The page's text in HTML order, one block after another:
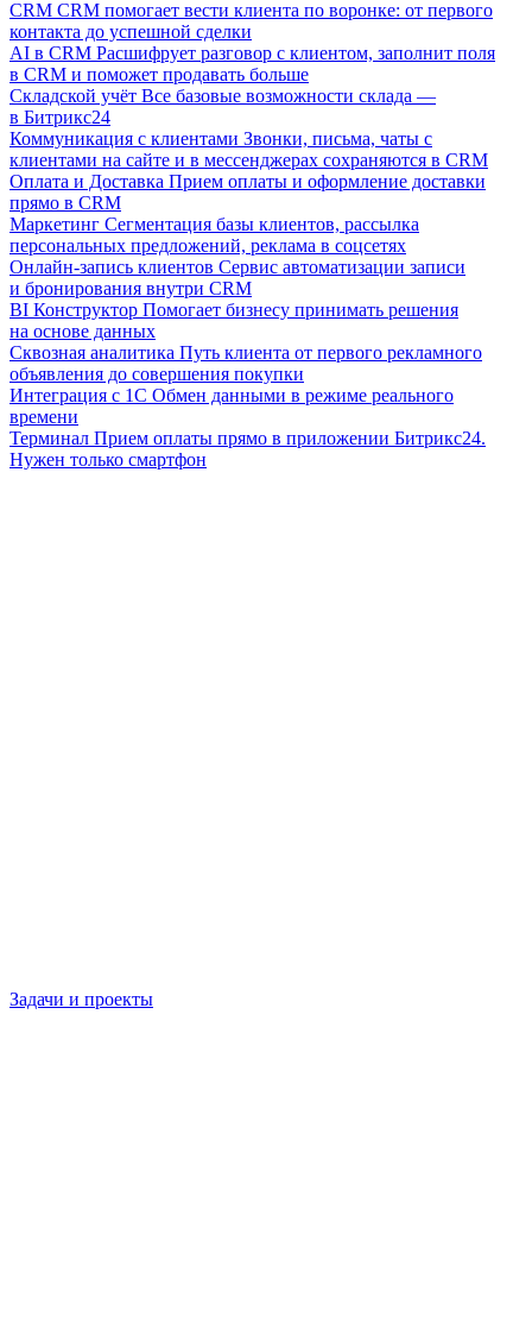
CRM CRM помогает вести клиента по воронке: от первого
контакта до успешной сделки
AI в CRM Расшифрует разговор с клиентом, заполнит поля
в CRM и поможет продавать больше
Складской учёт Все базовые возможности склада —
в Битрикс24
Коммуникация с клиентами Звонки, письма, чаты с
клиентами на сайте и в мессенджерах сохраняются в CRM
Оплата и Доставка Прием оплаты и оформление доставки
прямо в CRM
Маркетинг Сегментация базы клиентов, рассылка
персональных предложений, реклама в соцсетях
Онлайн-запись клиентов Сервис автоматизации записи
и бронирования внутри CRM
BI Конструктор Помогает бизнесу принимать решения
на основе данных
Сквозная аналитика Путь клиента от первого рекламного
объявления до совершения покупки
Интеграция с 1С Обмен данными в режиме реального
времени
Терминал Прием оплаты прямо в приложении Битрикс24.
Нужен только смартфон
Задачи и проекты